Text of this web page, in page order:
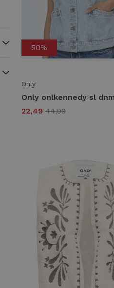
50%
Only
22,49 44,99